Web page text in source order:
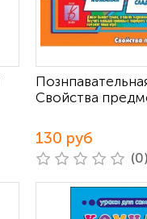
Свойства
130 руб